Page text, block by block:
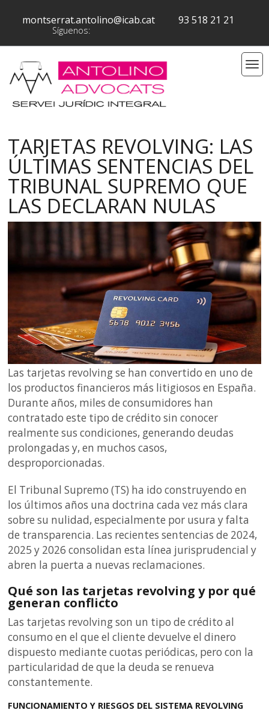
montserrat.antolino@icab.cat 93 518 21 21
Síguenos:
TARJETAS REVOLVING: LAS
ÚLTIMAS SENTENCIAS DEL
TRIBUNAL SUPREMO QUE
LAS DECLARAN NULAS
Las tarjetas revolving se han convertido en uno de
los productos financieros más litigiosos en España.
Durante años, miles de consumidores han
contratado este tipo de crédito sin conocer
realmente sus condiciones, generando deudas
prolongadas y, en muchos casos,
desproporcionadas.
El Tribunal Supremo (TS) ha ido construyendo en
los últimos años una doctrina cada vez más clara
sobre su nulidad, especialmente por usura y falta
de transparencia. Las recientes sentencias de 2024,
2025 y 2026 consolidan esta línea jurisprudencial y
abren la puerta a nuevas reclamaciones.
Qué son las tarjetas revolving y por qué
generan conflicto
Las tarjetas revolving son un tipo de crédito al
consumo en el que el cliente devuelve el dinero
dispuesto mediante cuotas periódicas, pero con la
particularidad de que la deuda se renueva
constantemente.
FUNCIONAMIENTO Y RIESGOS DEL SISTEMA REVOLVING